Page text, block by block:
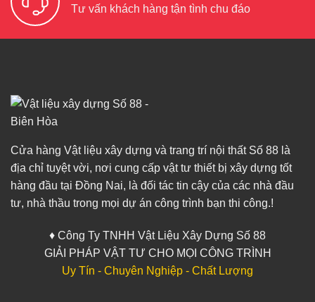
Tư vấn khách hàng tận tình chu đáo
Cửa hàng Vật liệu xây dựng và trang trí nội thất Số 88 là
địa chỉ tuyệt vời, nơi cung cấp vật tư thiết bị xây dựng tốt
hàng đầu tại Đồng Nai, là đối tác tin cậy của các nhà đầu
tư, nhà thầu trong mọi dự án công trình bạn thi công.!
♦ Công Ty TNHH Vật Liệu Xây Dựng Số 88
GIẢI PHÁP VẬT TƯ CHO MỌI CÔNG TRÌNH
Uy Tín - Chuyên Nghiệp - Chất Lượng